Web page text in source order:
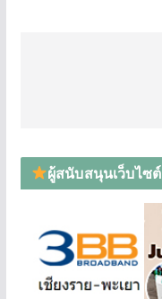
ผู้สนับสนุนเว็บไซต์